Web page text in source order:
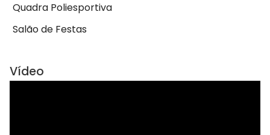
Quadra Poliesportiva
Salão de Festas
Vídeo